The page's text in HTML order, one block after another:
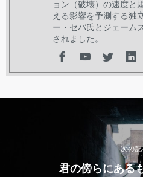
ョン（破壊）の速度と
える影響を予測する独
ー・セバ氏とジェーム
されました。
次の
君の傍らにある